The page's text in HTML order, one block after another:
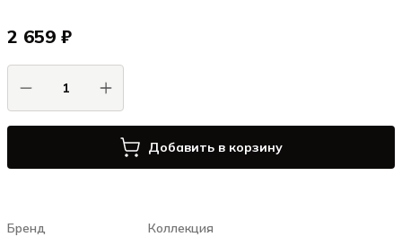
2 659 ₽
Добавить в корзину
Бренд Коллекция